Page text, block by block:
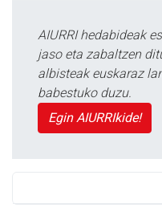
AIURRI hedabideak
jaso eta zabaltzen
albisteak euskaraz
babestuko duzu.
Egin AIURRIkide!